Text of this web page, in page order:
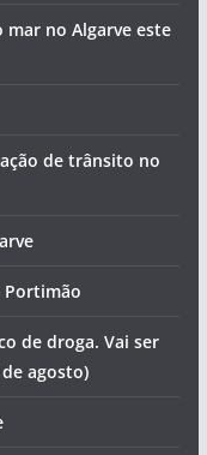
no Algarve este
de trânsito no
Portimão
de droga. Vai ser
agosto)